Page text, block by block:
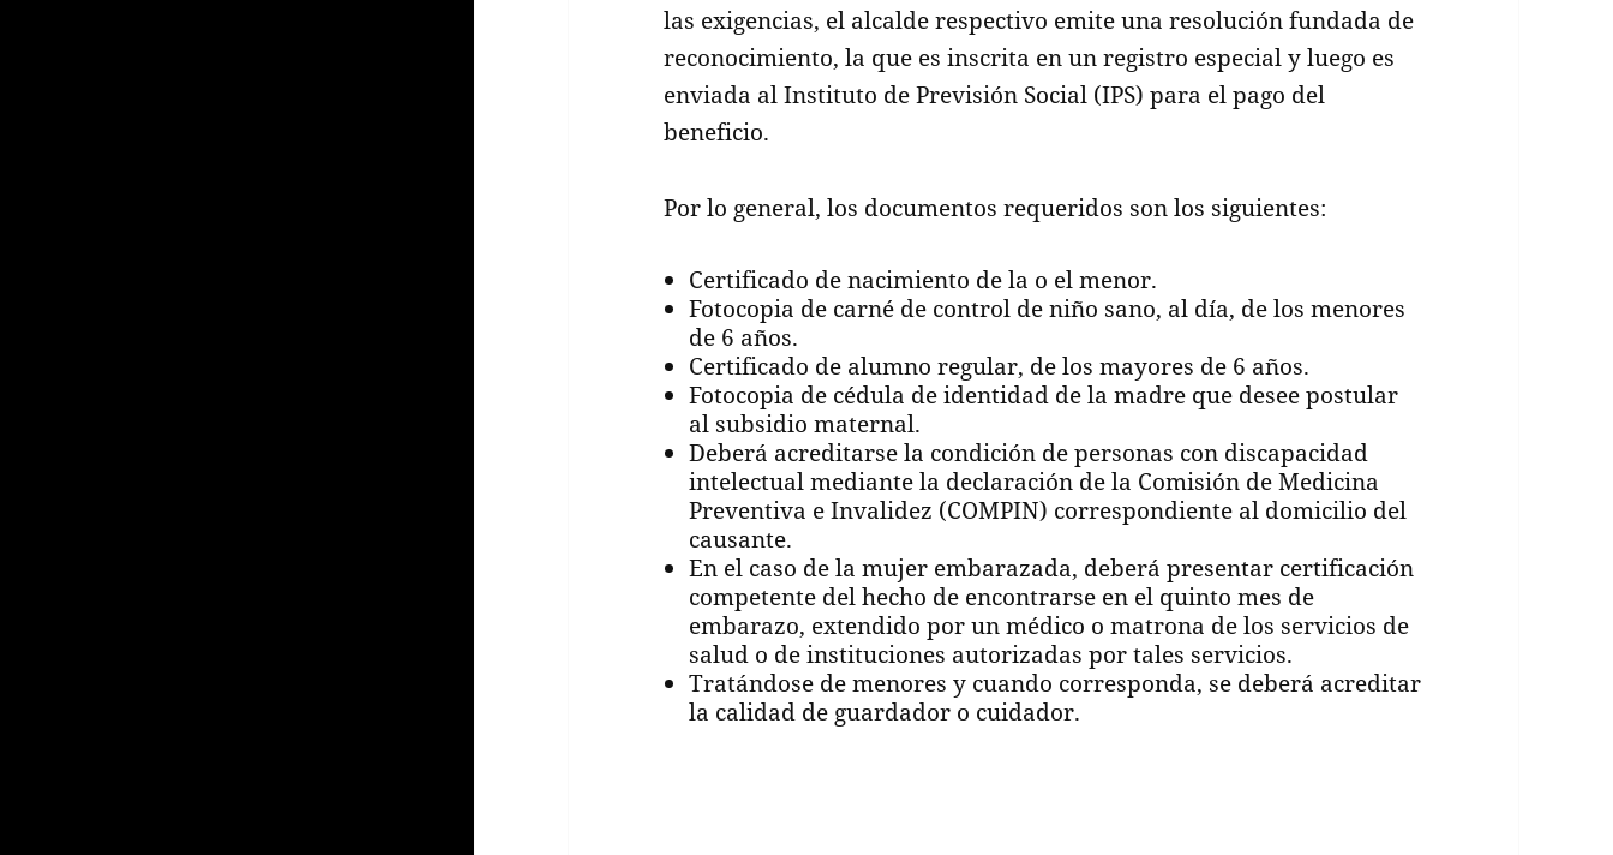
las exigencias, el alcalde respectivo emite una resolución fundada de
reconocimiento, la que es inscrita en un registro especial y luego es
enviada al Instituto de Previsión Social (IPS) para el pago del
beneficio.
Por lo general, los documentos requeridos son los siguientes:
Certificado de nacimiento de la o el menor.
Fotocopia de carné de control de niño sano, al día, de los menores
de 6 años.
Certificado de alumno regular, de los mayores de 6 años.
Fotocopia de cédula de identidad de la madre que desee postular
al subsidio maternal.
Deberá acreditarse la condición de personas con discapacidad
intelectual mediante la declaración de la Comisión de Medicina
Preventiva e Invalidez (COMPIN) correspondiente al domicilio del
causante.
En el caso de la mujer embarazada, deberá presentar certificación
competente del hecho de encontrarse en el quinto mes de
embarazo, extendido por un médico o matrona de los servicios de
salud o de instituciones autorizadas por tales servicios.
Tratándose de menores y cuando corresponda, se deberá acreditar
la calidad de guardador o cuidador.